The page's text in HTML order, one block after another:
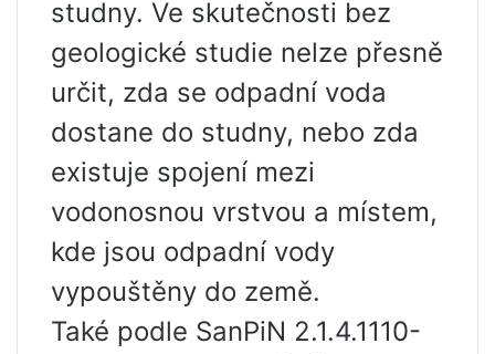
studny. Ve skutečnosti bez
geologické studie nelze přesně
určit, zda se odpadní voda
dostane do studny, nebo zda
existuje spojení mezi
vodonosnou vrstvou a místem,
kde jsou odpadní vody
vypouštěny do země.
Také podle SanPiN 2.1.4.1110-